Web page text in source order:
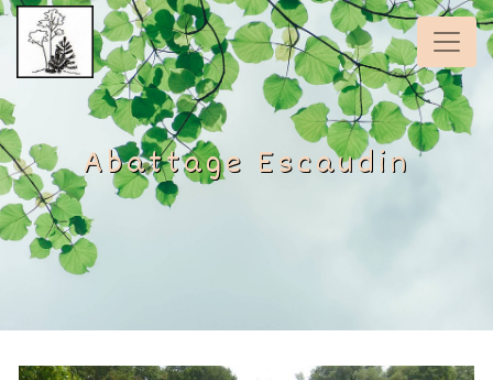
Panneau de gestion des cookies
Abattage Escaudin